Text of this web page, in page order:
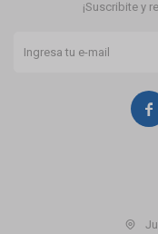
¡Suscribite y
